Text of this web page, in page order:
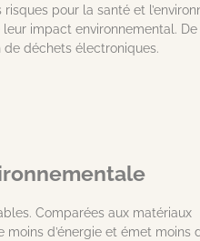
pour la santé et
impact environnemental.
déchets électroniques.
Comparées aux matériaux
d’énergie et émet moins